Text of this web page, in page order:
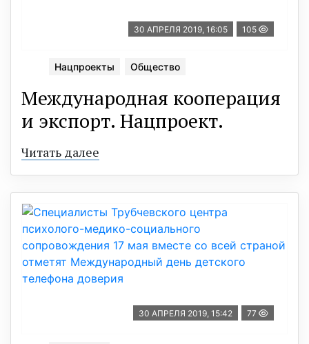
30 АПРЕЛЯ 2019, 16:05 105
Нацпроекты Общество
Международная кооперация
и экспорт. Нацпроект.
Читать далее
30 АПРЕЛЯ 2019, 15:42 77